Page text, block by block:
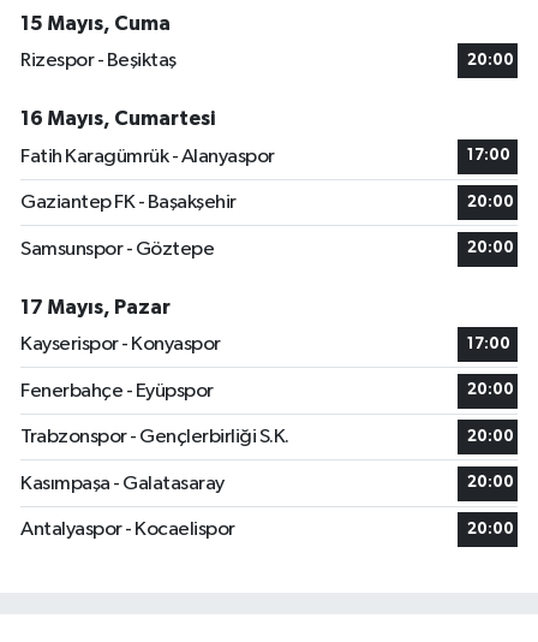
15 Mayıs, Cuma
Rizespor - Beşiktaş
20:00
16 Mayıs, Cumartesi
Fatih Karagümrük - Alanyaspor
17:00
Gaziantep FK - Başakşehir 20:00
Samsunspor - Göztepe 20:00
17 Mayıs, Pazar
Kayserispor - Konyaspor
17:00
Fenerbahçe - Eyüpspor 20:00
Trabzonspor - Gençlerbirliği S.K. 20:00
Kasımpaşa - Galatasaray 20:00
Antalyaspor - Kocaelispor 20:00